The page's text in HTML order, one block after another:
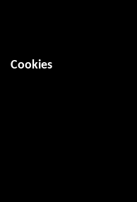
Cookies
(113 minutos).